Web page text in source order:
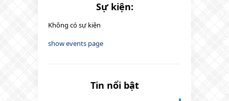
Sự kiện:
Không có sự kiện
show events page
Tin nổi bật